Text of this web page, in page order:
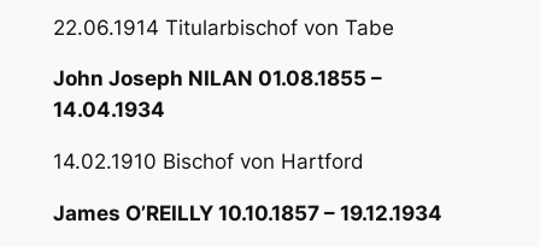
22.06.1914 Titularbischof von Tabe
John Joseph NILAN 01.08.1855 –
14.04.1934
14.02.1910 Bischof von Hartford
James O’REILLY 10.10.1857 – 19.12.1934